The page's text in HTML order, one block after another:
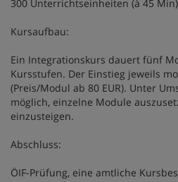
300 Unterrichtseinheiten (à 45 Min)
Kursaufbau:
Ein Integrationskurs dauert fünf
Kursstufen. Der Einstieg jeweils
(Preis/Modul ab 80 EUR). Unter
möglich, einzelne Module
einzusteigen.
Abschluss:
ÖIF-Prüfung, eine amtliche